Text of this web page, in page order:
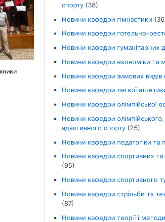
спорту(38)
Новини кафедри гімнастики
Новини кафедри готельно-
Новини кафедри гуманітарних
Новини кафедри економіки та
Новини кафедри зимових видів
Новини кафедри легкої
Новини кафедри олімпійської
Новини кафедри
адаптивного спорту(25)
Новини кафедри педагогіки та
Новини кафедри спортивних та
(95)
Новини кафедри спортивного
Новини кафедри стрільби та
(87)
Новини кафедри теорії і